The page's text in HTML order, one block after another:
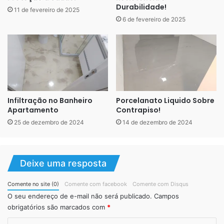
Não é recomendado para áreas externas
Risca com mais facilidade, já que não é resistente a
um impacto mais forte
Pode marcar com saltos e objetos pontiagudos
Não deve ser utilizado em áreas úmidas
Desbota com mais facilidade com forte exposição ao
Importante
– Seu custo benefício é bem interessante, se
ele não faz aquele barulho oco.
11 de fevereiro de 2025
Durabilidade!
6 de fevereiro de 2025
Infiltração no Banheiro
Apartamento
25 de dezembro de 2024
Porcelanato Liquido Sobre
Contrapiso!
14 de dezembro de 2024
Deixe uma resposta
Comente no site (0) Comente com facebook Comente com Disqus
O seu endereço de e-mail não será publicado. Campos
obrigatórios são marcados com *